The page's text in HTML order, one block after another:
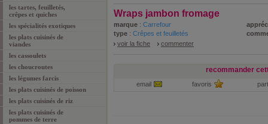
les tartes, feuilletés,
crêpes et quiches
les spécialités exotiques
les plats cuisinés de
viandes
les cassoulets
les choucroutes
les légumes farcis
les plats cuisinés de poisson
les plats cuisinés de riz
les plats cuisinés de
pommes de terre
Wraps jambon fromage
marque : Carrefour
type : Crêpes et feuilletés
voir la fiche
commenter
recommander
email favoris